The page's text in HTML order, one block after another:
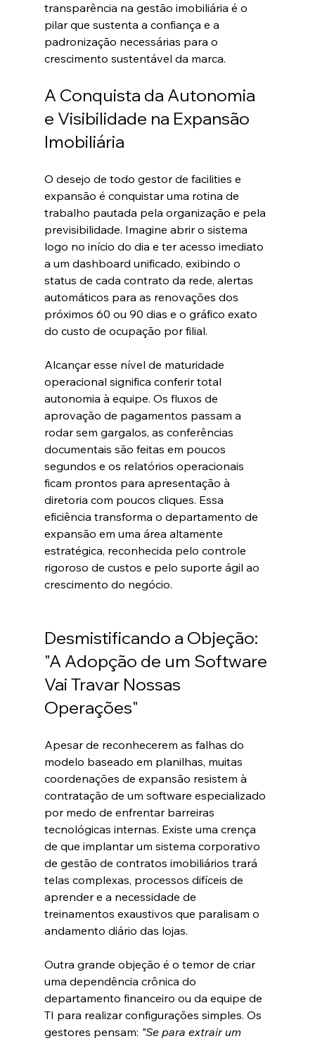
transparência na gestão imobiliária é o
pilar que sustenta a confiança e a
padronização necessárias para o
crescimento sustentável da marca.
A Conquista da Autonomia
e Visibilidade na Expansão
Imobiliária
O desejo de todo gestor de facilities e
expansão é conquistar uma rotina de
trabalho pautada pela organização e pela
previsibilidade. Imagine abrir o sistema
logo no início do dia e ter acesso imediato
a um dashboard unificado, exibindo o
status de cada contrato da rede, alertas
automáticos para as renovações dos
próximos 60 ou 90 dias e o gráfico exato
do custo de ocupação por filial.
Alcançar esse nível de maturidade
operacional significa conferir total
autonomia à equipe. Os fluxos de
aprovação de pagamentos passam a
rodar sem gargalos, as conferências
documentais são feitas em poucos
segundos e os relatórios operacionais
ficam prontos para apresentação à
diretoria com poucos cliques. Essa
eficiência transforma o departamento de
expansão em uma área altamente
estratégica, reconhecida pelo controle
rigoroso de custos e pelo suporte ágil ao
crescimento do negócio.
Desmistificando a Objeção:
"A Adopção de um Software
Vai Travar Nossas
Operações"
Apesar de reconhecerem as falhas do
modelo baseado em planilhas, muitas
coordenações de expansão resistem à
contratação de um software especializado
por medo de enfrentar barreiras
tecnológicas internas. Existe uma crença
de que implantar um sistema corporativo
de gestão de contratos imobiliários trará
telas complexas, processos difíceis de
aprender e a necessidade de
treinamentos exaustivos que paralisam o
andamento diário das lojas.
Outra grande objeção é o temor de criar
uma dependência crônica do
departamento financeiro ou da equipe de
TI para realizar configurações simples. Os
gestores pensam: "Se para extrair um